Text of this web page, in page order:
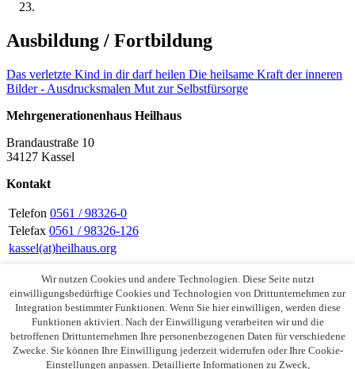
Ausbildung / Fortbildung
Das verletzte Kind in dir darf heilen Die heilsame Kraft der inneren
Bilder - Ausdrucksmalen Mut zur Selbstfürsorge
Mehrgenerationenhaus Heilhaus
Brandaustraße 10
34127 Kassel
Kontakt
Telefon 0561 / 98326-0
Telefax 0561 / 98326-126
kassel(at)heilhaus.org
Instagram
Facebook
Aktuelles
Datenschutz
Impressum
Hinweisgebersystem
Wir nutzen Cookies und andere Technologien. Diese Seite nutzt
einwilligungsbedürftige Cookies und Technologien von Drittunternehmen zur
Integration bestimmter Funktionen. Wenn Sie hier einwilligen, werden diese
Funktionen aktiviert. Nach der Einwilligung verarbeiten wir und die
betroffenen Drittunternehmen Ihre personenbezogenen Daten für verschiedene
Zwecke. Sie können Ihre Einwilligung jederzeit widerrufen oder Ihre Cookie-
Einstellungen anpassen. Detaillierte Informationen zu Zweck,